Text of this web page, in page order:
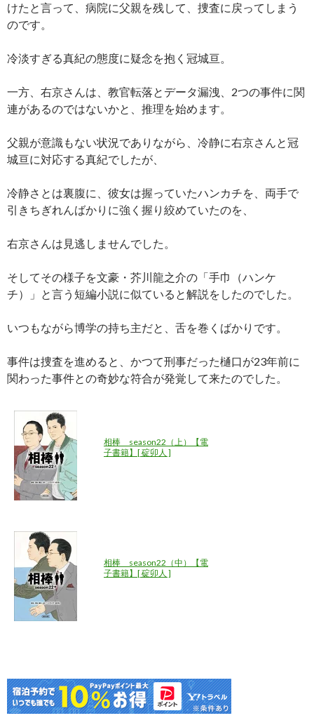
けたと言って、病院に父親を残して、捜査に戻ってしまう
のです。
冷淡すぎる真紀の態度に疑念を抱く冠城亘。
一方、右京さんは、教官転落とデータ漏洩、2つの事件に関
連があるのではないかと、推理を始めます。
父親が意識もない状況でありながら、冷静に右京さんと冠
城亘に対応する真紀でしたが、
冷静さとは裏腹に、彼女は握っていたハンカチを、両手で
引きちぎれんばかりに強く握り絞めていたのを、
右京さんは見逃しませんでした。
そしてその様子を文豪・芥川龍之介の「手巾（ハンケ
チ）」と言う短編小説に似ていると解説をしたのでした。
いつもながら博学の持ち主だと、舌を巻くばかりです。
事件は捜査を進めると、かつて刑事だった樋口が23年前に
関わった事件との奇妙な符合が発覚して来たのでした。
相棒 season22（上）【電
子書籍】[ 碇卯人 ]
相棒 season22（中）【電
子書籍】[ 碇卯人 ]